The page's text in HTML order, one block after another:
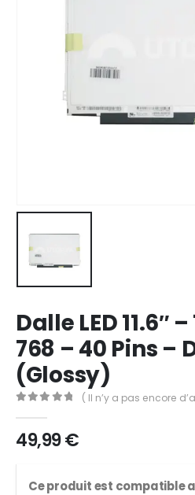
Dalle LED 11.6″
768 – 40 Pins –
(Glossy)
( Il n’y a pas encore
49,99€
Ce produit est compatible